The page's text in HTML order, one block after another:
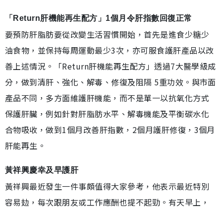
「Return肝機能再生配方」1個月令肝指數回復正常
要預防肝脂肪要從改變生活習慣開始，首先是進食少糖少
油食物，並保持每周運動最少3次，亦可服食護肝產品以改
善上述情況。「Return肝機能再生配方」透過7大醫學級成
分，做到清肝、強化、解毒、修復及阻隔 5重功效。與市面
產品不同，多方面維護肝機能，而不是單一以抗氧化方式
保護肝臟，例如針對肝脂肪水平、解毒機能及平衡碳水化
合物吸收，做到1個月改善肝指數，2個月護肝修復，3個月
肝能再生。
黃祥興慶幸及早護肝
黃祥興最近發生一件事頗值得大家參考，他表示最近特別
容易攰，每次跟朋友或工作應酬也提不起勁。有天早上，